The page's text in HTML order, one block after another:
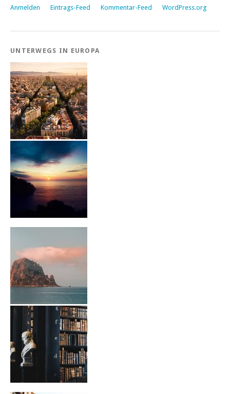
Anmelden Eintrags-Feed Kommentar-Feed WordPress.org
UNTERWEGS IN EUROPA